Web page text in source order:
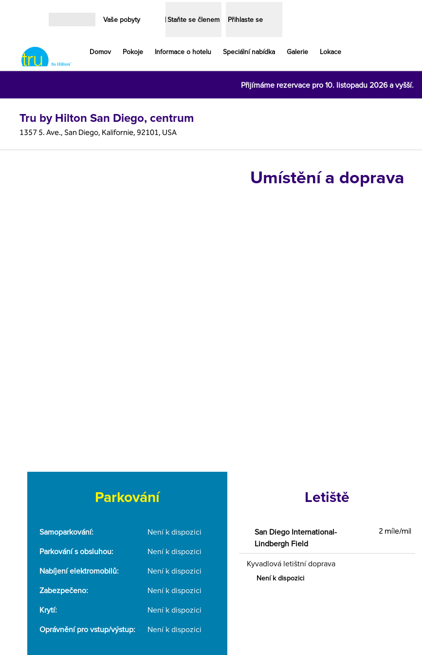
Vaše pobyty Staňte se členem Přihlaste se
Domov Pokoje Informace o hotelu Speciální nabídka Galerie Lokace
Přijímáme rezervace pro 10. listopadu 2026 a vyšší.
Tru by Hilton San Diego, centrum
1357 5. Ave., San Diego, Kalifornie, 92101, USA
Umístění a doprava
Parkování
Samoparkování:
Není k dispozici
Parkování s obsluhou:
Není k dispozici
Nabíjení elektromobilů:
Není k dispozici
Zabezpečeno:
Není k dispozici
Krytí:
Není k dispozici
Oprávnění pro vstup/výstup:
Není k dispozici
Letiště
San Diego International-
Lindbergh Field
2 míle/mil
Kyvadlová letištní doprava
Není k dispozici